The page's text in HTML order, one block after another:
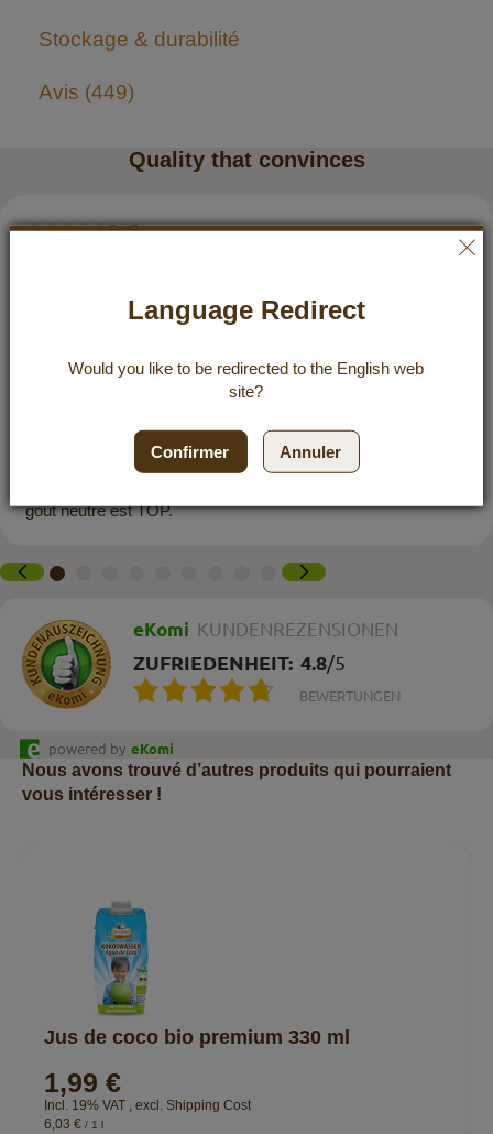
Stockage & durabilité
Avis 449
Quality that convinces
5 / 5
J’utilise l’huile de coco Dr. Goerg depuis plus d’un an
maintenant (auparavant achetée dans un magasin bio) et son
aussi la pureté du produit, j’en profite presque tous les jours
en toute bonne conscience. Mais le meilleur pour moi, c’est
cuisiner ou à tartiner… Et comme l’huile de coco ne se
dégrade pas à haute température comme d’autres huiles, elle
goût neutre est TOP.
eKomi KUNDENREZENSIONEN
ZUFRIEDENHEIT: 4.8/5
BEWERTUNGEN
powered by eKomi
Nous avons trouvé d’autres produits qui pourraient
vous intéresser !
Jus de coco bio premium 330 ml
1,99 €
Incl. 19% VAT , excl. Shipping Cost
6,03 € / 1 l
Language Redirect
Would you like to be redirected to the English web
site?
Confirmer Annuler